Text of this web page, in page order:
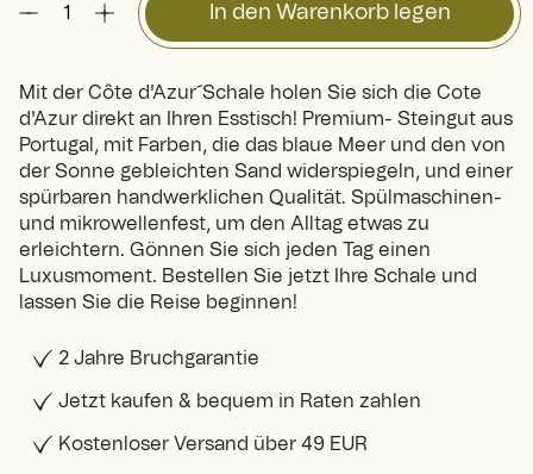
In den Warenkorb legen
Mit der Côte d'Azur´Schale holen Sie sich die Cote
d'Azur direkt an Ihren Esstisch! Premium- Steingut aus
Portugal, mit Farben, die das blaue Meer und den von
der Sonne gebleichten Sand widerspiegeln, und einer
spürbaren handwerklichen Qualität. Spülmaschinen-
und mikrowellenfest, um den Alltag etwas zu
erleichtern. Gönnen Sie sich jeden Tag einen
Luxusmoment. Bestellen Sie jetzt Ihre Schale und
lassen Sie die Reise beginnen!
2 Jahre Bruchgarantie
Jetzt kaufen & bequem in Raten zahlen
Kostenloser Versand über 49 EUR